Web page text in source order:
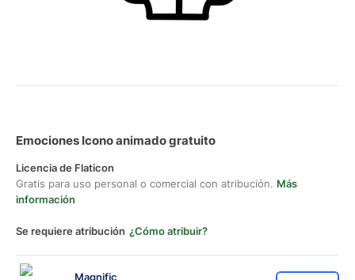
Emociones Icono animado gratuito
Licencia de Flaticon
Gratis para uso personal o comercial con atribución. Más
información
Se requiere atribución ¿Cómo atribuir?
Magnific